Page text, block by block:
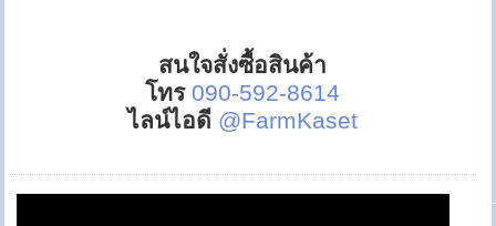
สนใจสั่งซื้อสินค้า
โทร 090-592-8614
ไลน์ไอดี @FarmKaset